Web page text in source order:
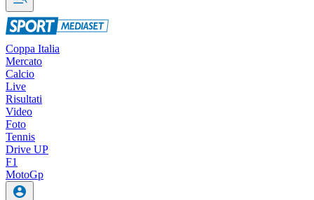
Coppa Italia
Mercato
Calcio
Live
Risultati
Video
Foto
Tennis
Drive UP
F1
MotoGp